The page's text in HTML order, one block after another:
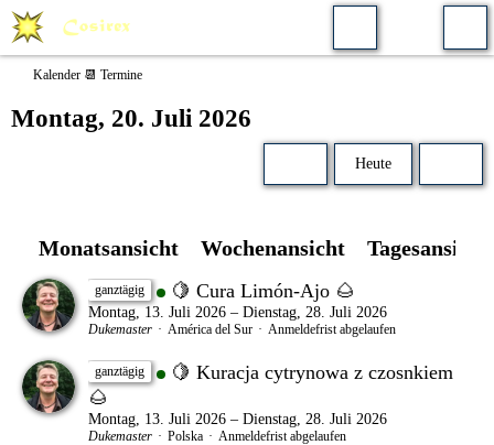
Kalender 📆 Termine
Montag, 20. Juli 2026
Heute
Monatsansicht Wochenansicht Tagesansicht
ganztägig 🍋 Cura Limón-Ajo 🌰
Montag, 13. Juli 2026 – Dienstag, 28. Juli 2026
Dukemaster América del Sur Anmeldefrist abgelaufen
ganztägig
🍋 Kuracja cytrynowa z czosnkiem
🌰
Montag, 13. Juli 2026 – Dienstag, 28. Juli 2026
Dukemaster Polska Anmeldefrist abgelaufen